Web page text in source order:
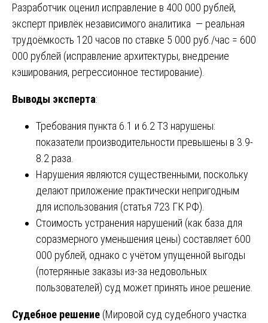
Разработчик оценил исправление в 400 000 рублей,
эксперт привлёк независимого аналитика — реальная
трудоёмкость 120 часов по ставке 5 000 руб./час = 600
000 рублей (исправление архитектуры, внедрение
кэширования, регрессионное тестирование).
Выводы эксперта:
Требования пункта 6.1 и 6.2 ТЗ нарушены:
показатели производительности превышены в 3.9-
8.2 раза.
Нарушения являются существенными, поскольку
делают приложение практически непригодным
для использования (статья 723 ГК РФ).
Стоимость устранения нарушений (как база для
соразмерного уменьшения цены) составляет 600
000 рублей, однако с учётом упущенной выгоды
(потерянные заказы из-за недовольных
пользователей) суд может принять иное решение.
Судебное решение (Мировой суд судебного участка